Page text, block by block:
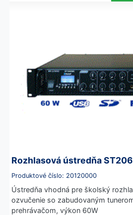
Rozhlasová ústredňa
Produktové číslo: 20120000
Ústredňa vhodná pre školský
ozvučenie so zabudovaným
prehrávačom, výkon 60W